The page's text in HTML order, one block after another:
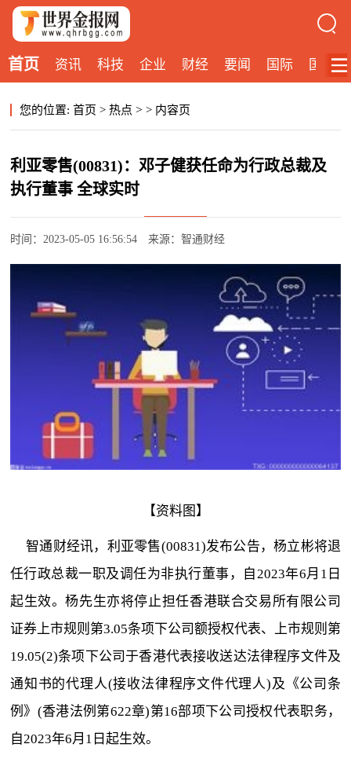
首页 资讯 科技 企业 财经 要闻 国际 国内
您的位置: 首页 > 热点 > > 内容页
利亚零售(00831)：邓子健获任命为行政总裁及
执行董事 全球实时
时间：2023-05-05 16:56:54 来源：智通财经
【资料图】
智通财经讯，利亚零售(00831)发布公告，杨立彬将退
任行政总裁一职及调任为非执行董事，自2023年6月1日
起生效。杨先生亦将停止担任香港联合交易所有限公司
证券上市规则第3.05条项下公司额授权代表、上市规则第
19.05(2)条项下公司于香港代表接收送达法律程序文件及
通知书的代理人(接收法律程序文件代理人)及《公司条
例》(香港法例第622章)第16部项下公司授权代表职务，
自2023年6月1日起生效。